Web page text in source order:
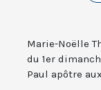
Marie-Noëlle
du 1er
Paul apôtre